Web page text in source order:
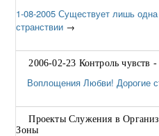
1-08-2005 Существует лишь
странствии →
2006-02-23 Контроль чувств
Воплощения Любви! Дорогие
Проекты Служения в
Зоны